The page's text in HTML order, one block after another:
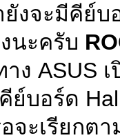
ยังจะมีคีย์
นะครับ
ง ASUS
ย์บอร์ด
จะเรียกต